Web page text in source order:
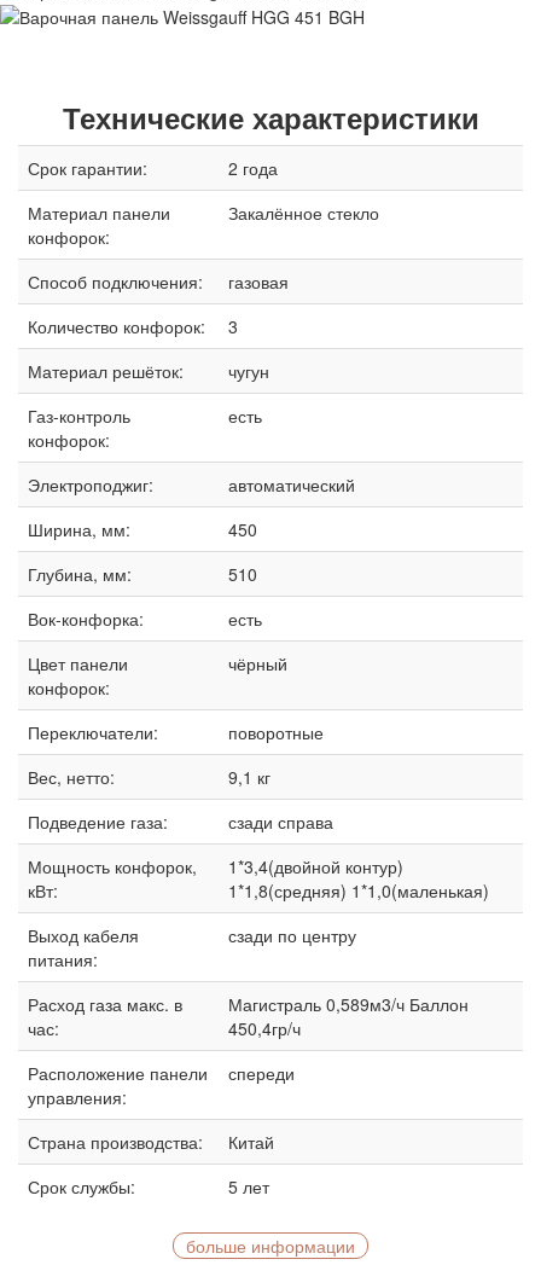
Технические характеристики
Срок гарантии:
2 года
Материал панели
конфорок:
Закалённое стекло
Способ подключения:
газовая
Количество конфорок:
3
Материал решёток:
чугун
Газ-контроль
конфорок:
есть
Электроподжиг:
автоматический
Ширина, мм:
450
Глубина, мм:
510
Вок-конфорка:
есть
Цвет панели
конфорок:
чёрный
Переключатели:
поворотные
Вес, нетто:
9,1 кг
Подведение газа:
сзади справа
Мощность конфорок,
кВт:
1*3,4(двойной контур)
1*1,8(средняя) 1*1,0(маленькая)
Выход кабеля
питания:
сзади по центру
Расход газа макс. в
час:
Магистраль 0,589м3/ч Баллон
450,4гр/ч
Расположение панели
управления:
спереди
Страна производства:
Китай
Срок службы:
5 лет
больше информации